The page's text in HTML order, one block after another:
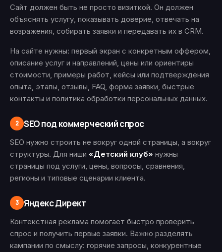
Сайт должен быть не просто визиткой. Он должен
объяснять услугу, показывать доверие, отвечать на
возражения, собирать заявки и передавать их в CRM.
На сайте нужны: первый экран с конкретным оффером,
описание услуг и направлений, цены или ориентиры
стоимости, примеры работ, кейсы или подтверждения
опыта, этапы, отзывы, FAQ, форма заявки, быстрые
контакты и политика обработки персональных данных.
2 SEO под коммерческий спрос
SEO нужно строить не вокруг одной страницы, а вокруг
структуры. Для ниши «Детский клуб» нужны
страницы под услуги, цены, вопросы, сравнения,
регионы и типовые сценарии клиента.
3 Яндекс Директ
Контекстная реклама помогает быстро проверить
спрос и получить первые заявки. Важно разделять
кампании по смыслу: горячие запросы, конкурентные